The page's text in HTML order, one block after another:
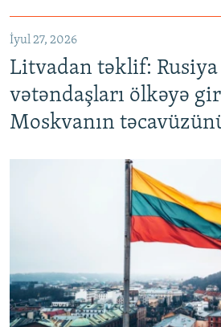
İyul 27, 2026
Litvadan təklif: Rusiya
vətəndaşları ölkəyə
Moskvanın